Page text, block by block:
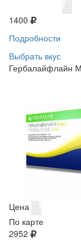
1400
Подробности
Выбрать вкус
Гербалайфлайн
Цена
По карте
2952